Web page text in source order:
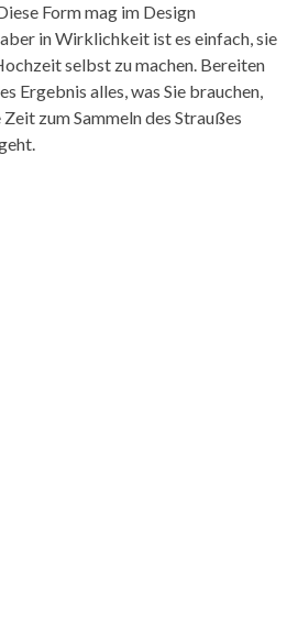
Form mag im Design
in Wirklichkeit ist es einfach, sie
selbst zu machen. Bereiten
Ergebnis alles, was Sie brauchen,
zum Sammeln des Straußes